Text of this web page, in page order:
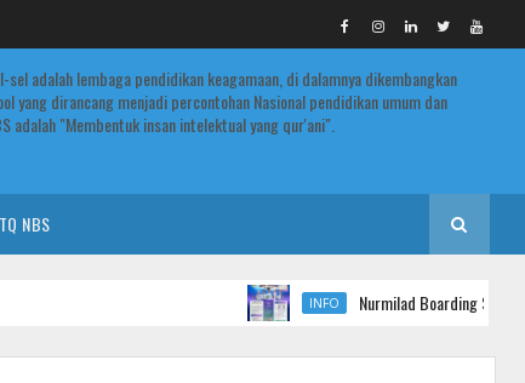
adalah lembaga pendidikan keagamaan, di dalamnya dikembangkan
yang dirancang menjadi percontohan Nasional pendidikan umum dan
adalah "Membentuk insan intelektual yang qur'ani".
NBS
INFO Nurmilad Boarding School